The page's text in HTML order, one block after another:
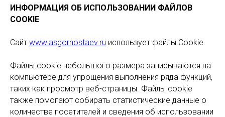
ИНФОРМАЦИЯ ОБ ИСПОЛЬЗОВАНИИ ФАЙЛОВ
COOKIE
Сайт www.asgornostaev.ru использует файлы Cookie.
Файлы cookie небольшого размера записываются на
компьютере для упрощения выполнения ряда функций,
таких как просмотр веб-страницы. Файлы cookie
также помогают собирать статистические данные о
количестве посетителей и сведения об использовании